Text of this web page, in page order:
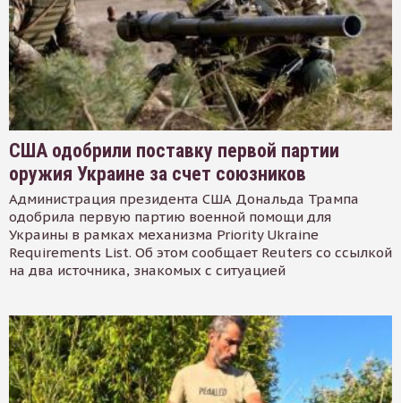
США одобрили поставку первой партии
оружия Украине за счет союзников
Администрация президента США Дональда Трампа
одобрила первую партию военной помощи для
Украины в рамках механизма Priority Ukraine
Requirements List. Об этом сообщает Reuters со ссылкой
на два источника, знакомых с ситуацией